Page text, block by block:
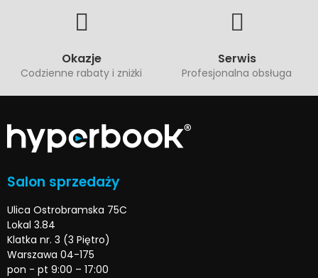
Okazje
Codzienne rabaty i zniżki
Serwis
Profesjonalna obsługa
Salon sprzedaży
Ulica Ostrobramska 75C
Lokal 3.84
Klatka nr. 3 (3 Piętro)
Warszawa 04-175
pon - pt 9:00 – 17:00